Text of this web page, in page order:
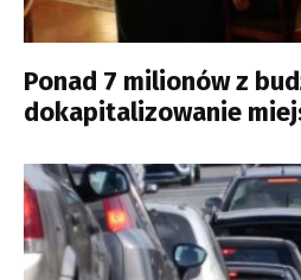
Ponad 7 milionów z
dokapitalizowanie